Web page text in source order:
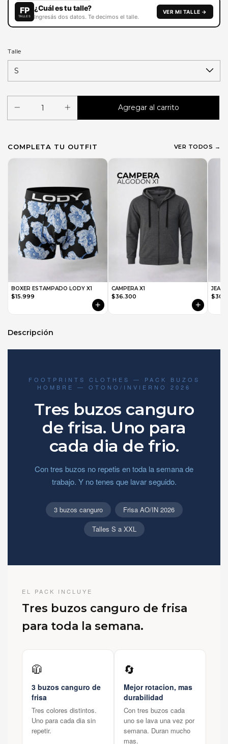
Talle
COMPLETA TU OUTFIT VER TODOS →
BOXER ESTAMPADO LODY X1
$15.999
+
CAMPERA X1
$36.300
+
JEAN
Descripción
FOOTPRINTS CLOTHES — PACK BUZOS
HOMBRE — OTONO/INVIERNO 2026
Tres buzos canguro
de frisa. Uno para
cada dia de frio.
Con tres buzos no repetis en toda la semana de
trabajo. Y no tenes que lavar seguido.
3 buzos canguro
Frisa AO/IN 2026
Talles S a XXL
EL PACK INCLUYE
Tres buzos canguro de frisa
para toda la semana.
🧥
3 buzos canguro de
frisa
Tres colores distintos.
Uno para cada dia sin
repetir.
🔄
Mejor rotacion, mas
durabilidad
Con tres buzos cada
uno se lava una vez por
semana. Duran mucho
mas.